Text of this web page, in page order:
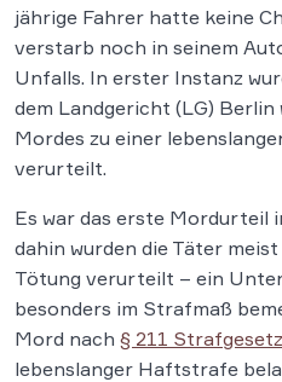
jährige Fahrer hatte keine
verstarb noch in seinem
Unfalls. In erster Instanz
dem Landgericht (LG)
Mordes zu einer
verurteilt.
Es war das erste Mordurteil
dahin wurden die Täter
Tötung verurteilt – ein
besonders im Strafmaß
Mord nach § 211
lebenslanger Haftstrafe